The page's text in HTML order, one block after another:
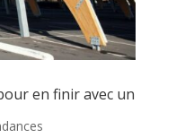
en finir avec un